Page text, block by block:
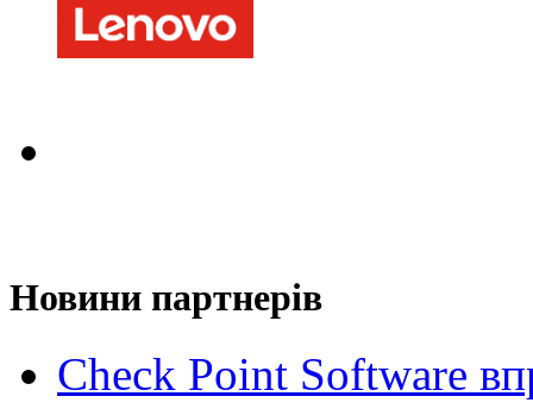
Новини партнерів
Check Point Software